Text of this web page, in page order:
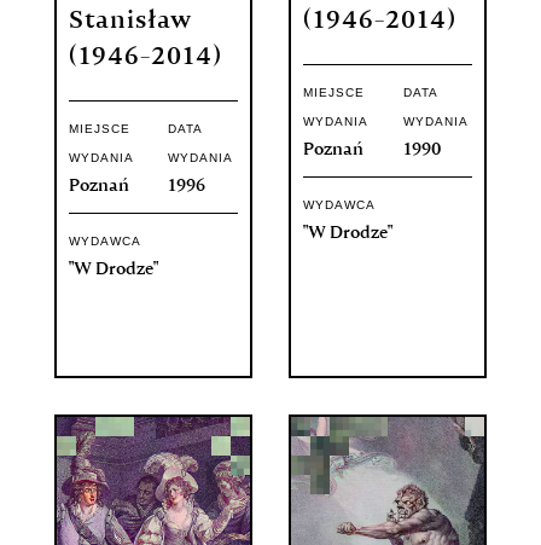
Stanisław
(1946-2014)
MIEJSCE
WYDANIA
Poznań
DATA
WYDANIA
1996
WYDAWCA
"W Drodze"
(1946-2014)
MIEJSCE
WYDANIA
Poznań
DATA
WYDANIA
1990
WYDAWCA
"W Drodze"